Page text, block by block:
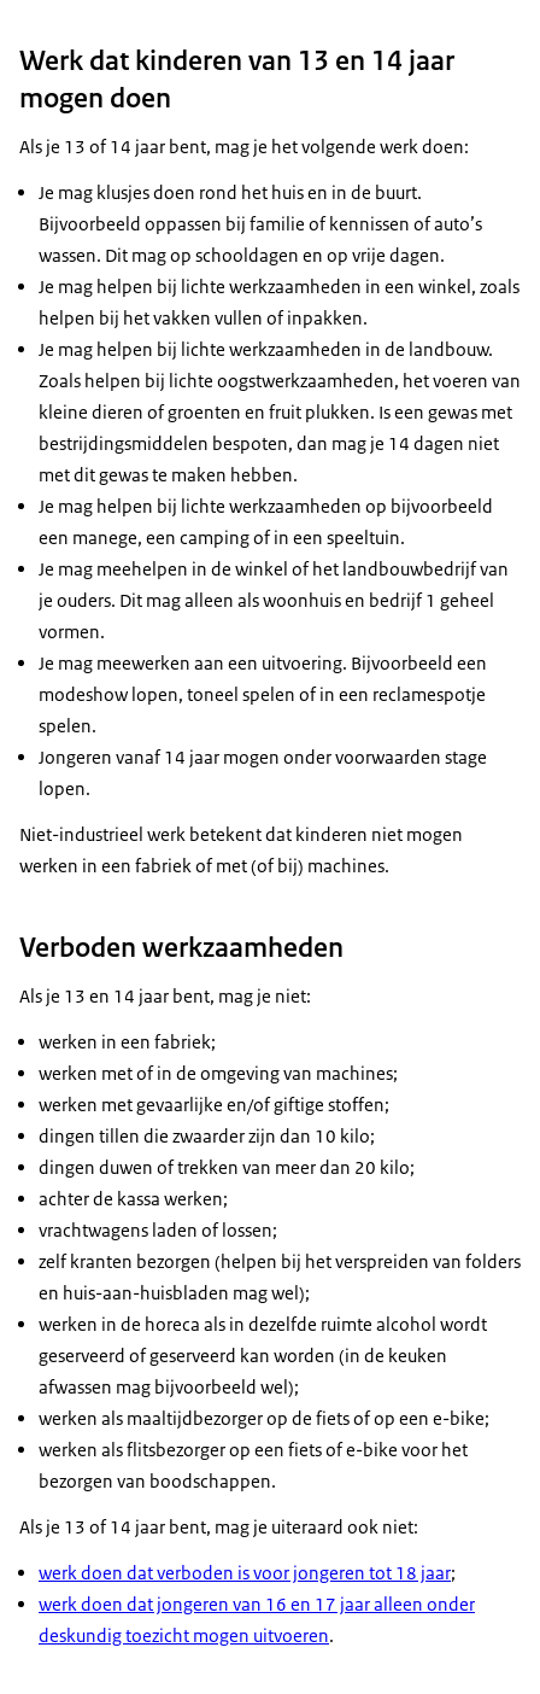
Werk dat kinderen van 13 en 14 jaar
mogen doen
Als je 13 of 14 jaar bent, mag je het volgende werk doen:
Je mag klusjes doen rond het huis en in de buurt.
Bijvoorbeeld oppassen bij familie of kennissen of auto’s
wassen. Dit mag op schooldagen en op vrije dagen.
Je mag helpen bij lichte werkzaamheden in een winkel, zoals
helpen bij het vakken vullen of inpakken.
Je mag helpen bij lichte werkzaamheden in de landbouw.
Zoals helpen bij lichte oogstwerkzaamheden, het voeren van
kleine dieren of groenten en fruit plukken. Is een gewas met
bestrijdingsmiddelen bespoten, dan mag je 14 dagen niet
met dit gewas te maken hebben.
Je mag helpen bij lichte werkzaamheden op bijvoorbeeld
een manege, een camping of in een speeltuin.
Je mag meehelpen in de winkel of het landbouwbedrijf van
je ouders. Dit mag alleen als woonhuis en bedrijf 1 geheel
vormen.
Je mag meewerken aan een uitvoering. Bijvoorbeeld een
modeshow lopen, toneel spelen of in een reclamespotje
spelen.
Jongeren vanaf 14 jaar mogen onder voorwaarden stage
lopen.
Niet-industrieel werk betekent dat kinderen niet mogen
werken in een fabriek of met (of bij) machines.
Verboden werkzaamheden
Als je 13 en 14 jaar bent, mag je niet:
werken in een fabriek;
werken met of in de omgeving van machines;
werken met gevaarlijke en/of giftige stoffen;
dingen tillen die zwaarder zijn dan 10 kilo;
dingen duwen of trekken van meer dan 20 kilo;
achter de kassa werken;
vrachtwagens laden of lossen;
zelf kranten bezorgen (helpen bij het verspreiden van folders
en huis-aan-huisbladen mag wel);
werken in de horeca als in dezelfde ruimte alcohol wordt
geserveerd of geserveerd kan worden (in de keuken
afwassen mag bijvoorbeeld wel);
werken als maaltijdbezorger op de fiets of op een e-bike;
werken als flitsbezorger op een fiets of e-bike voor het
bezorgen van boodschappen.
Als je 13 of 14 jaar bent, mag je uiteraard ook niet:
werk doen dat verboden is voor jongeren tot 18 jaar;
werk doen dat jongeren van 16 en 17 jaar alleen onder
deskundig toezicht mogen uitvoeren.